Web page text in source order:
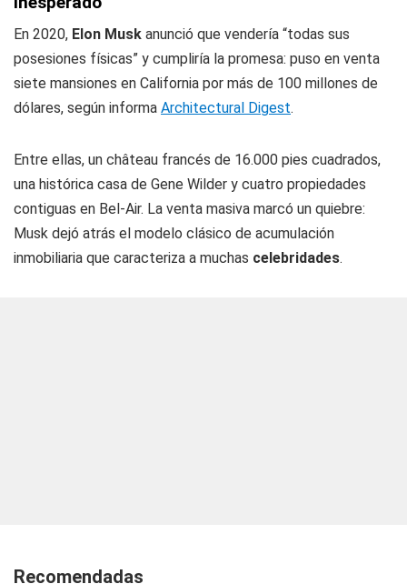
En 2020, Elon Musk anunció que vendería “todas sus
posesiones físicas” y cumpliría la promesa: puso en venta
siete mansiones en California por más de 100 millones de
dólares, según informa Architectural Digest.
Entre ellas, un château francés de 16.000 pies cuadrados,
una histórica casa de Gene Wilder y cuatro propiedades
contiguas en Bel-Air. La venta masiva marcó un quiebre:
Musk dejó atrás el modelo clásico de acumulación
inmobiliaria que caracteriza a muchas celebridades.
Recomendadas